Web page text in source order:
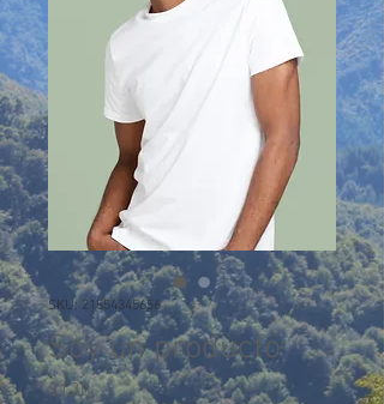
SKU: 21554345656
Soy un producto
$120Precio